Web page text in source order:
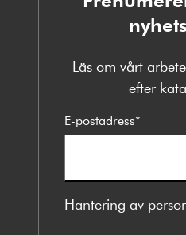
Läs om vårt
efter
E-postadress*
Hantering av